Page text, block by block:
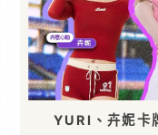
YURI、卉妮卡